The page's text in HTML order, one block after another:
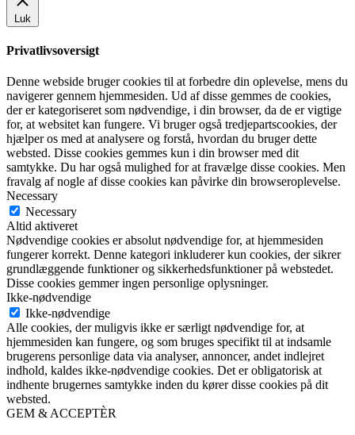
Luk
Privatlivsoversigt
Denne webside bruger cookies til at forbedre din oplevelse, mens du
navigerer gennem hjemmesiden. Ud af disse gemmes de cookies,
der er kategoriseret som nødvendige, i din browser, da de er vigtige
for, at websitet kan fungere. Vi bruger også tredjepartscookies, der
hjælper os med at analysere og forstå, hvordan du bruger dette
websted. Disse cookies gemmes kun i din browser med dit
samtykke. Du har også mulighed for at fravælge disse cookies. Men
fravalg af nogle af disse cookies kan påvirke din browseroplevelse.
Necessary
Necessary
Altid aktiveret
Nødvendige cookies er absolut nødvendige for, at hjemmesiden
fungerer korrekt. Denne kategori inkluderer kun cookies, der sikrer
grundlæggende funktioner og sikkerhedsfunktioner på webstedet.
Disse cookies gemmer ingen personlige oplysninger.
Ikke-nødvendige
Ikke-nødvendige
Alle cookies, der muligvis ikke er særligt nødvendige for, at
hjemmesiden kan fungere, og som bruges specifikt til at indsamle
brugerens personlige data via analyser, annoncer, andet indlejret
indhold, kaldes ikke-nødvendige cookies. Det er obligatorisk at
indhente brugernes samtykke inden du kører disse cookies på dit
websted.
GEM & ACCEPTÈR